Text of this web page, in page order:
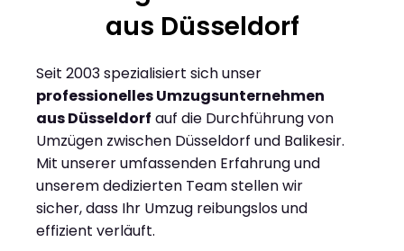
aus Düsseldorf
Seit 2003 spezialisiert sich unser
professionelles Umzugsunternehmen
aus Düsseldorf auf die Durchführung von
Umzügen zwischen Düsseldorf und Balikesir.
Mit unserer umfassenden Erfahrung und
unserem dedizierten Team stellen wir
sicher, dass Ihr Umzug reibungslos und
effizient verläuft.